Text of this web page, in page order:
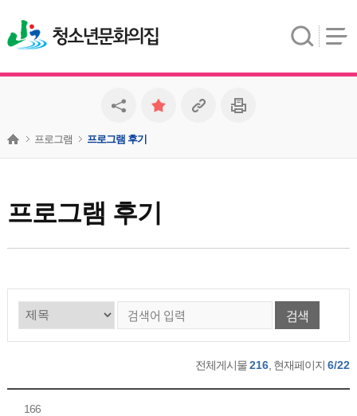
청소년문화의집
프로그램 후기
프로그램 프로그램 후기
검색
전체게시물216 , 현재페이지6/22
166